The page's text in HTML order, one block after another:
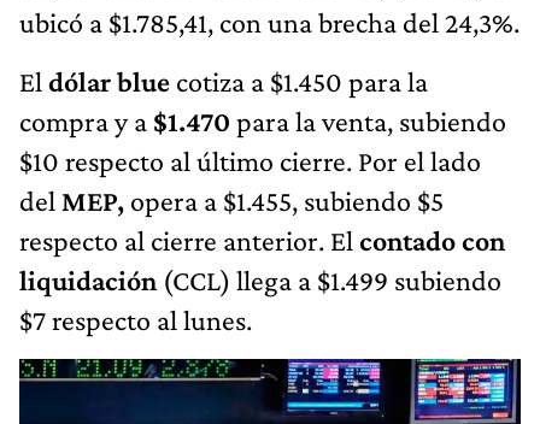
ubicó a $1.785,41, con una brecha del 24,3%.
El dólar blue cotiza a $1.450 para la
compra y a $1.470 para la venta, subiendo
$10 respecto al último cierre. Por el lado
del MEP, opera a $1.455, subiendo $5
respecto al cierre anterior. El contado con
liquidación (CCL) llega a $1.499 subiendo
$7 respecto al lunes.